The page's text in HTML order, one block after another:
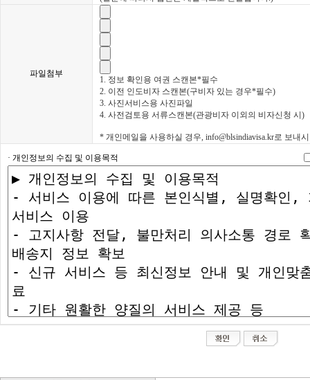
파일첨부
1. 정보 확인용 여권 스캔본*필수
2. 이전 인도비자 스캔본(구비자 있는 경우*필수)
3. 사진서비스용 사진파일
4. 사전검토용 서류스캔본(관광비자 이외의 비자신청 시)
* 개인메일을 사용하실 경우, info@blsindiavisa.kr로 보내
· 개인정보의 수집 및 이용목적